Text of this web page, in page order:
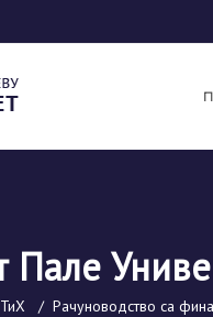
Пале
/ Рачуноводство са